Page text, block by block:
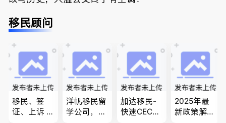
移民顾问
移民、签
证、上诉 --
洋帆移民留
学公司，精
加达移民-
快速CEC&P
2025年最
新政策解